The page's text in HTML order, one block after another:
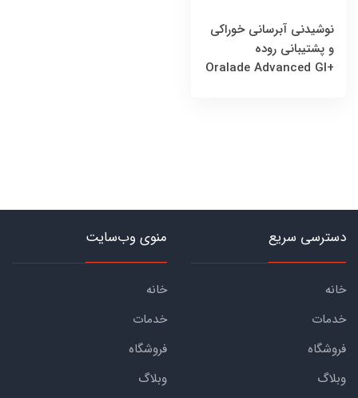
نوشیدنی آبرسانی خوراکی
و پشتیبانی روده
+Oralade Advanced GI
دسترسی سریع
خانه
خدمات
فروشگاه
وبلاگ
منوی وب‌سایت
خانه
خدمات
فروشگاه
وبلاگ